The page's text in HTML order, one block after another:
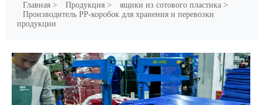
Главная> Продукция> ящики из сотового пластика>
Производитель PP-коробок для хранения и перевозки
продукции